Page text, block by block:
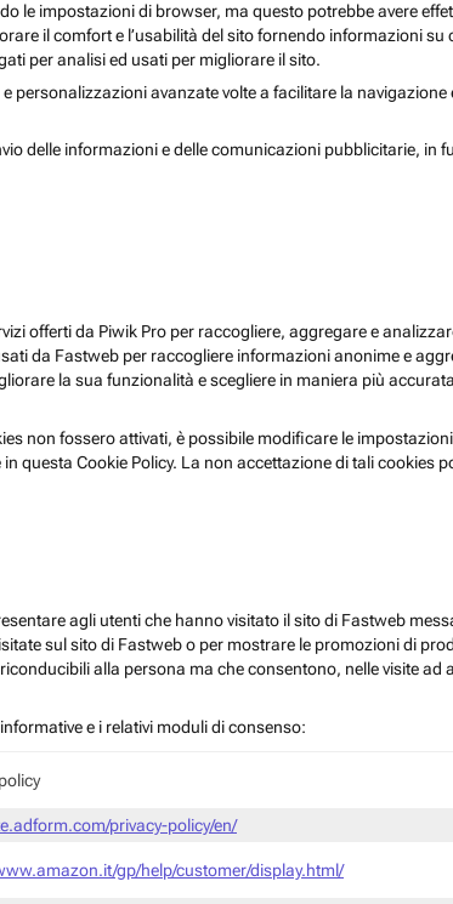
le impostazioni di browser, ma questo potrebbe avere
il comfort e l’usabilità del sito fornendo informazioni
per analisi ed usati per migliorare il sito.
personalizzazioni avanzate volte a facilitare la
delle informazioni e delle comunicazioni pubblicitarie, in
offerti da Piwik Pro per raccogliere, aggregare e
da Fastweb per raccogliere informazioni anonime e
la sua funzionalità e scegliere in maniera più
non fossero attivati, è possibile modificare le
questa Cookie Policy. La non accettazione di tali cookies
agli utenti che hanno visitato il sito di Fastweb
sul sito di Fastweb o per mostrare le promozioni di
alla persona ma che consentono, nelle visite
e i relativi moduli di consenso:
privacy-policy/en/
gp/help/customer/display.html/